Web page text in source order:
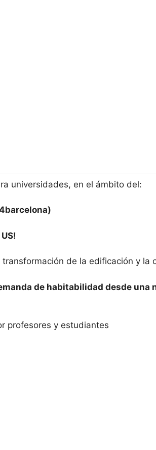
universidades, en el ámbito del:
US!
de la edificación y la
de habitabilidad desde una
profesores y estudiantes